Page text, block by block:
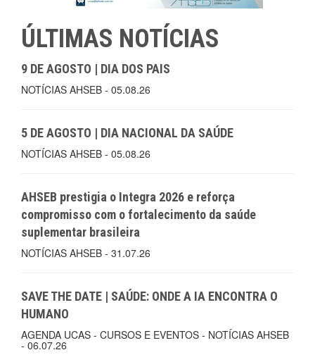
ÚLTIMAS NOTÍCIAS
9 DE AGOSTO | DIA DOS PAIS
NOTÍCIAS AHSEB - 05.08.26
5 DE AGOSTO | DIA NACIONAL DA SAÚDE
NOTÍCIAS AHSEB - 05.08.26
AHSEB prestigia o Integra 2026 e reforça
compromisso com o fortalecimento da saúde
suplementar brasileira
NOTÍCIAS AHSEB - 31.07.26
SAVE THE DATE | SAÚDE: ONDE A IA ENCONTRA O
HUMANO
AGENDA UCAS - CURSOS E EVENTOS - NOTÍCIAS AHSEB
- 06.07.26